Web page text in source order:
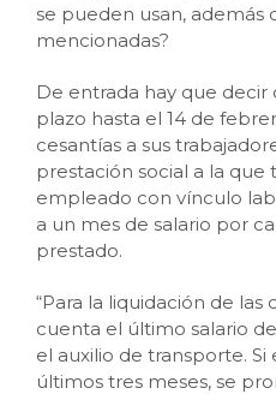
se pueden usan, además
mencionadas?
De entrada hay que
plazo hasta el 14 de
cesantías a sus
prestación social a la
empleado con vínculo
a un mes de salario por
prestado.
“Para la liquidación de las
cuenta el último salario
el auxilio de transporte. Si
últimos tres meses, se